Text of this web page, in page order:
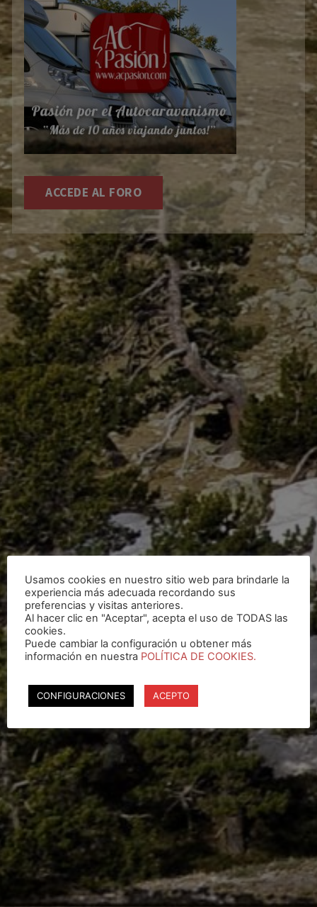
ACCEDE AL FORO
Usamos cookies en nuestro sitio web para brindarle la
experiencia más adecuada recordando sus
preferencias y visitas anteriores.
Al hacer clic en "Aceptar", acepta el uso de TODAS las
cookies.
Puede cambiar la configuración u obtener más
información en nuestra POLÍTICA DE COOKIES.
CONFIGURACIONES ACEPTO